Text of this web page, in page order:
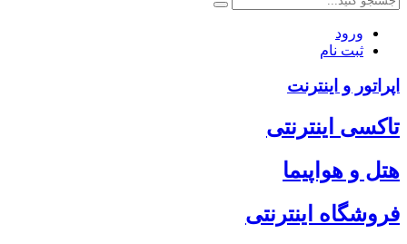
ورود
ثبت نام
اپراتور و اینترنت
تاکسی اینترنتی
هتل و هواپیما
فروشگاه اینترنتی